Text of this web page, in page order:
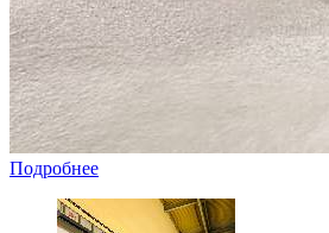
Подробнее